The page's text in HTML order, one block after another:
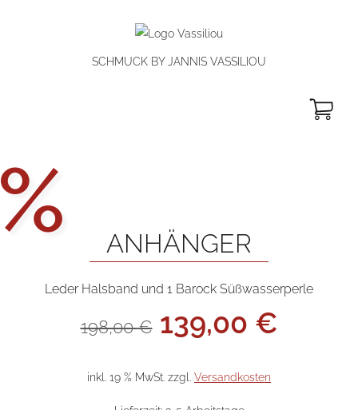
SCHMUCK BY JANNIS VASSILIOU
ANHÄNGER
Leder Halsband und 1 Barock Süßwasserperle
198,00€ Preis
war:
198,00 €
139,00 €
inkl. 19 % MwSt. zzgl. Versandkosten